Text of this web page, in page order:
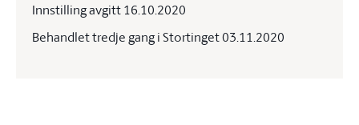
Innstilling avgitt 16.10.2020
Behandlet tredje gang i Stortinget 03.11.2020